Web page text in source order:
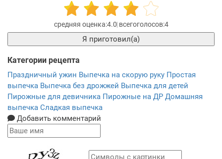
4.0 4
Я приготовил(а)
Категории рецепта
Праздничный ужин Выпечка на скорую руку Простая
выпечка Выпечка без дрожжей Выпечка для детей
Пирожные для девичника Пирожные на ДР Домашняя
выпечка Сладкая выпечка
Добавить комментарий